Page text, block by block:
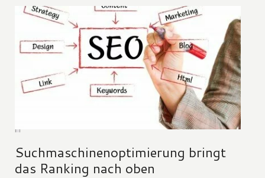
Suchmaschinenoptimierung bringt
das Ranking nach oben